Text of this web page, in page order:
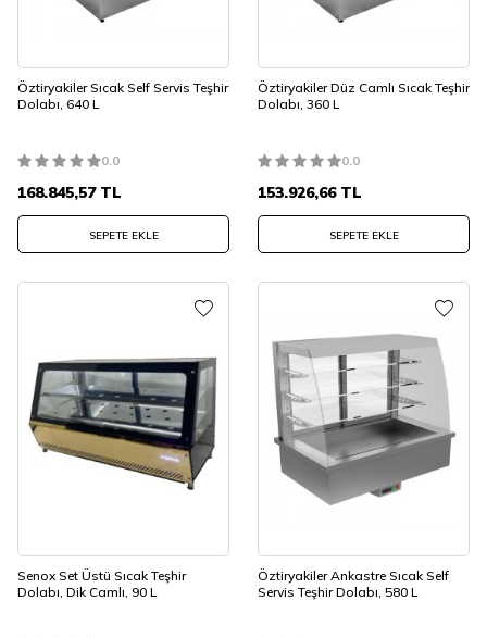
Öztiryakiler Sıcak Self Servis Teşhir
Dolabı, 640 L
0.0
168.845,57TL
SEPETE EKLE
Öztiryakiler Düz Camlı Sıcak Teşhir
Dolabı, 360 L
0.0
153.926,66TL
SEPETE EKLE
Senox Set Üstü Sıcak Teşhir
Dolabı, Dik Camlı, 90 L
Öztiryakiler Ankastre Sıcak Self
Servis Teşhir Dolabı, 580 L